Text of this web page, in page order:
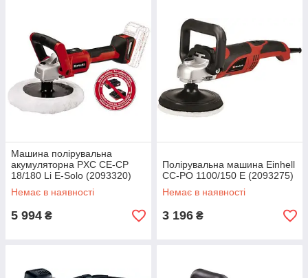
Машина полірувальна
акумуляторна PXC CE-CP
18/180 Li E-Solo (2093320)
(без акумулятору та ЗУ)
Немає в наявності
5 994 ₴
Полірувальна машина Einhell
CC-PO 1100/150 E (2093275)
Немає в наявності
3 196 ₴